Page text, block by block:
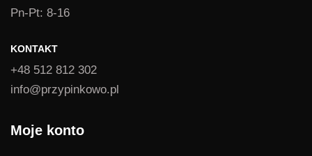
Pn-Pt: 8-16
KONTAKT
+48 512 812 302
info@przypinkowo.pl
Moje konto